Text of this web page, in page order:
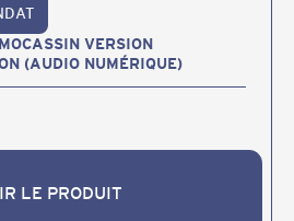
VERSION
(AUDIO NUMÉRIQUE)
LE PRODUIT